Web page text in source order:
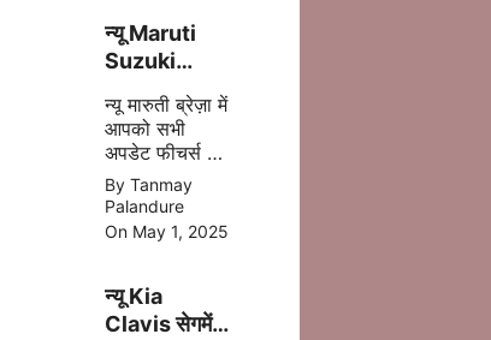
न्यू Maruti
Suzuki
Brezza
2025 अब
मात्र ₹8.69
लाख की प्राइस
में
न्यू मारुती ब्रेज़ा में
आपको सभी
अपडेट फीचर्स और
दमदार इंजन मिल
जाता है इसमें
आपको CNG का
आप्शन भी मिलने
आपकी माइलेज
बढ़ता है |
By Tanmay
Palandure
On May 1, 2025
न्यू Kia
Clavis सेगमेंट